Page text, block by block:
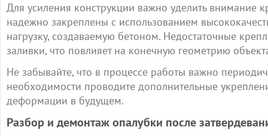
Для усиления конструкции важно уделить
надежно закреплены с использованием
нагрузку, создаваемую бетоном. Недостаточные
заливки, что повлияет на конечную геометрию
Не забывайте, что в процессе работы важно
необходимости проводите дополнительные
деформации в будущем.
Разбор и демонтаж опалубки после